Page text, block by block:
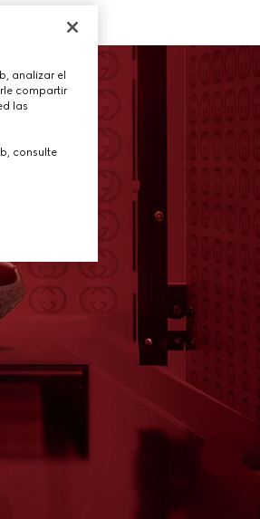
analizar el
compartir
las
consulte